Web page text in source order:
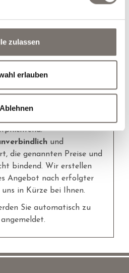
zulassen
erlauben
Ablehnen
Angebot erstellen
und
die genannten Preise und
bindend. Wir erstellen
Angebot nach erfolgter
in Kürze bei Ihnen.
Sie automatisch zu